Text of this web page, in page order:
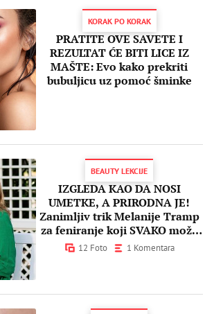
KORAK PO KORAK
PRATITE OVE SAVETE I
REZULTAT ĆE BITI LICE IZ
MAŠTE: Evo kako prekriti
bubuljicu uz pomoć šminke
BEAUTY LEKCIJE
IZGLEDA KAO DA NOSI
UMETKE, A PRIRODNA JE!
Zanimljiv trik Melanije Tramp
za feniranje koji SVAKO može
da izvede
12 Foto 1 Komentara